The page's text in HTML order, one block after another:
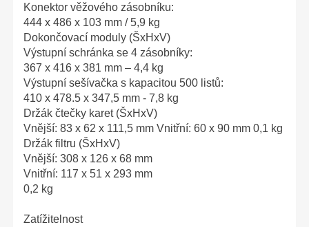
Konektor věžového zásobníku:
444 x 486 x 103 mm / 5,9 kg
Dokončovací moduly (ŠxHxV)
Výstupní schránka se 4 zásobníky:
367 x 416 x 381 mm – 4,4 kg
Výstupní sešívačka s kapacitou 500 listů:
410 x 478.5 x 347,5 mm - 7,8 kg
Držák čtečky karet (ŠxHxV)
Vnější: 83 x 62 x 111,5 mm Vnitřní: 60 x 90 mm 0,1 kg
Držák filtru (ŠxHxV)
Vnější: 308 x 126 x 68 mm
Vnitřní: 117 x 51 x 293 mm
0,2 kg
Zatížitelnost